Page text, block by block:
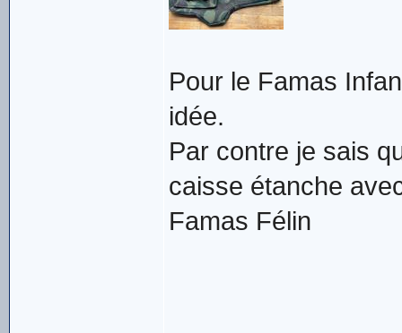
Pour le Famas
idée.
Par contre je sais
caisse étanche
Famas Félin